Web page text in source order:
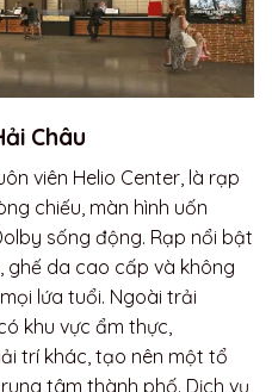
Châu
viên Helio Center, là rạp
chiếu, màn hình uốn
sống động. Rạp nổi bật
ghế da cao cấp và không
lứa tuổi. Ngoài trải
khu vực ẩm thực,
trí khác, tạo nên một tổ
tâm thành phố. Dịch vụ